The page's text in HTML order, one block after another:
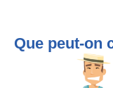
Que peut-on